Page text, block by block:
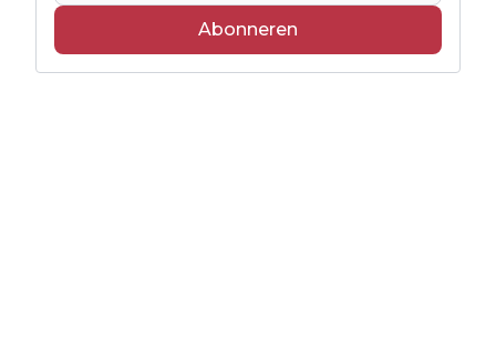
Abonneren